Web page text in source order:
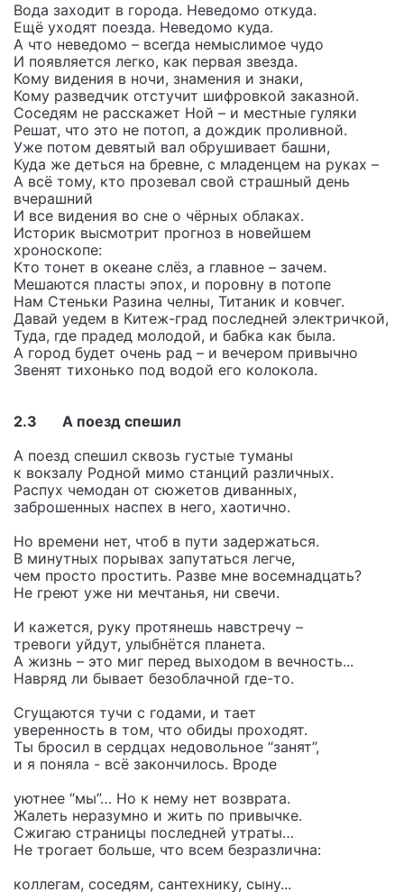
Вода заходит в города. Неведомо откуда.
Ещё уходят поезда. Неведомо куда.
А что неведомо – всегда немыслимое чудо
И появляется легко, как первая звезда.
Кому видения в ночи, знамения и знаки,
Кому разведчик отстучит шифровкой заказной.
Соседям не расскажет Ной – и местные гуляки
Решат, что это не потоп, а дождик проливной.
Уже потом девятый вал обрушивает башни,
Куда же деться на бревне, с младенцем на руках –
А всё тому, кто прозевал свой страшный день
вчерашний
И все видения во сне о чёрных облаках.
Историк высмотрит прогноз в новейшем
хроноскопе:
Кто тонет в океане слёз, а главное – зачем.
Мешаются пласты эпох, и поровну в потопе
Нам Стеньки Разина челны, Титаник и ковчег.
Давай уедем в Китеж-град последней электричкой,
Туда, где прадед молодой, и бабка как была.
А город будет очень рад – и вечером привычно
Звенят тихонько под водой его колокола.
2.3 А поезд спешил
А поезд спешил сквозь густые туманы
к вокзалу Родной мимо станций различных.
Распух чемодан от сюжетов диванных,
заброшенных наспех в него, хаотично.
Но времени нет, чтоб в пути задержаться.
В минутных порывах запутаться легче,
чем просто простить. Разве мне восемнадцать?
Не греют уже ни мечтанья, ни свечи.
И кажется, руку протянешь навстречу –
тревоги уйдут, улыбнётся планета.
А жизнь – это миг перед выходом в вечность...
Навряд ли бывает безоблачной где-то.
Сгущаются тучи с годами, и тает
уверенность в том, что обиды проходят.
Ты бросил в сердцах недовольное “занят”,
и я поняла - всё закончилось. Вроде
уютнее “мы”… Но к нему нет возврата.
Жалеть неразумно и жить по привычке.
Сжигаю страницы последней утраты…
Не трогает больше, что всем безразлична:
коллегам, соседям, сантехнику, сыну...